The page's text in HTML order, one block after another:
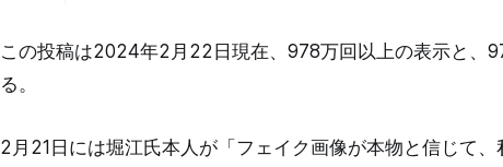
この投稿は2024年2月22日現在、978万回以上の表示と、
る。
2月21日には堀江氏本人が「フェイク画像が本物と信じて